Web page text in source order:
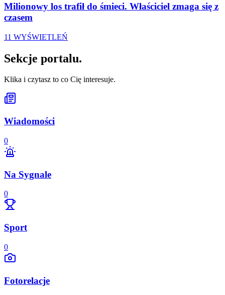
Milionowy los trafił do śmieci. Właściciel zmaga się z
czasem
11 WYŚWIETLEŃ
Sekcje portalu.
Klika i czytasz to co Cię interesuje.
Wiadomości
0
Na Sygnale
0
Sport
0
Fotorelacje